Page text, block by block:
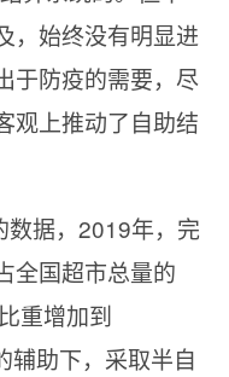
，始终没有明显进
于防疫的需要，尽
观上推动了自助结
数据，2019年，完
全国超市总量的
重增加到
辅助下，采取半自